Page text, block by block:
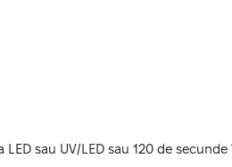
sau UV/LED sau 120 de secunde